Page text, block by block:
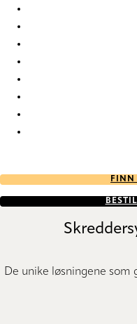
FINN
De unike løsningene